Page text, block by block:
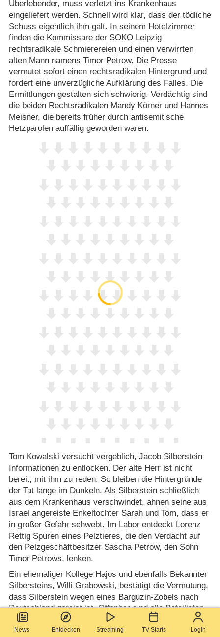
News Entdecken Streaming TV-Starts Login
Überlebender, muss verletzt ins Krankenhaus
eingeliefert werden. Schnell wird klar, dass der tödliche
Schuss eigentlich ihm galt. In seinem Hotelzimmer
finden die Kommissare der SOKO Leipzig
rechtsradikale Schmierereien und einen verwirrten
alten Mann namens Timor Petrow. Die Presse
vermutet sofort einen rechtsradikalen Hintergrund und
fordert eine unverzügliche Aufklärung des Falles. Die
Ermittlungen gestalten sich schwierig. Verdächtig sind
die beiden Rechtsradikalen Mandy Körner und Hannes
Meisner, die bereits früher durch antisemitische
Hetzparolen auffällig geworden waren.
Tom Kowalski versucht vergeblich, Jacob Silberstein
Informationen zu entlocken. Der alte Herr ist nicht
bereit, mit ihm zu reden. So bleiben die Hintergründe
der Tat lange im Dunkeln. Als Silberstein schließlich
aus dem Krankenhaus verschwindet, ahnen seine aus
Israel angereiste Enkeltochter Sarah und Tom, dass er
in großer Gefahr schwebt. Im Labor entdeckt Lorenz
Rettig Spuren eines Pelztieres, die den Verdacht auf
den Pelzgeschäftbesitzer Sascha Petrow, den Sohn
Timor Petrows, lenken.
Ein ehemaliger Kollege Hajos und ebenfalls Bekannter
Silbersteins, Willi Grabowski, bestätigt die Vermutung,
dass Silberstein wegen eines Barguzin-Zobels nach
Deutschland gereist ist. Offenbar sind alle Beteiligten
auf der Suche nach dem wertvollen Pelzmantel, der
einmal der Familie Silberstein gehörte. Den SOKO-